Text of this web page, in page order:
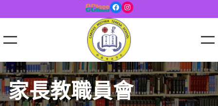
Facebook Instagram
家長教職員會